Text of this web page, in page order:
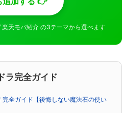
天モバ紹介 の3テーマから選べます
ラ完全ガイド
全ガイド【後悔しない魔法石の使い